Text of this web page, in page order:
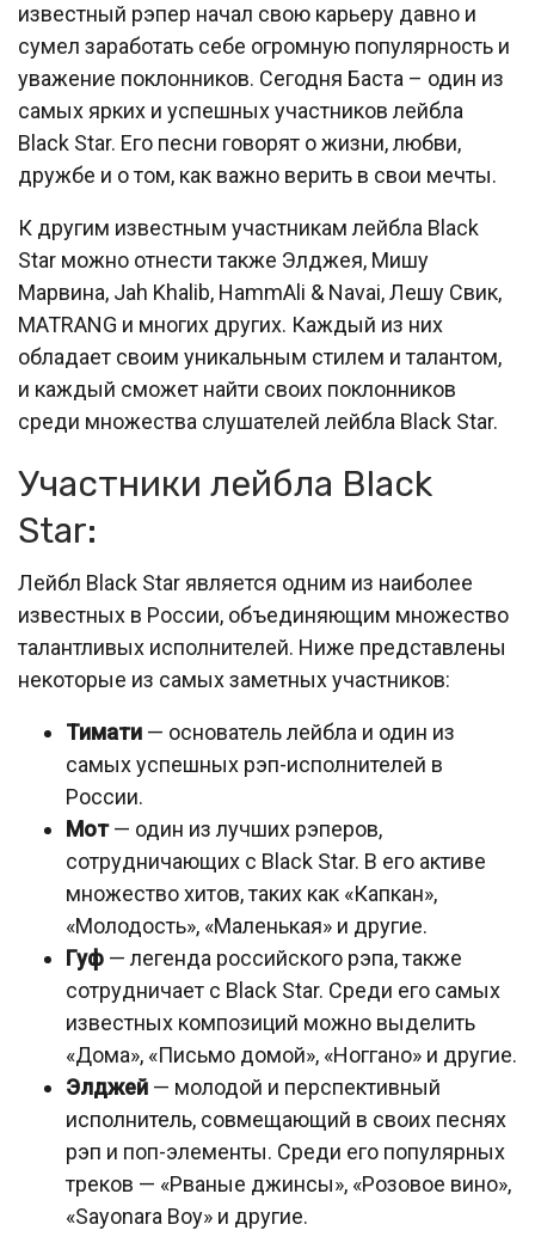
известный рэпер начал свою карьеру давно и
сумел заработать себе огромную популярность и
уважение поклонников. Сегодня Баста – один из
самых ярких и успешных участников лейбла
Black Star. Его песни говорят о жизни, любви,
дружбе и о том, как важно верить в свои мечты.
К другим известным участникам лейбла Black
Star можно отнести также Элджея, Мишу
Марвина, Jah Khalib, HammAli & Navai, Лешу Свик,
MATRANG и многих других. Каждый из них
обладает своим уникальным стилем и талантом,
и каждый сможет найти своих поклонников
среди множества слушателей лейбла Black Star.
Участники лейбла Black
Star:
Лейбл Black Star является одним из наиболее
известных в России, объединяющим множество
талантливых исполнителей. Ниже представлены
некоторые из самых заметных участников:
Тимати — основатель лейбла и один из
самых успешных рэп-исполнителей в
России.
Мот— один из лучших рэперов,
сотрудничающих с Black Star. В его активе
множество хитов, таких как «Капкан»,
«Молодость», «Маленькая» и другие.
Гуф — легенда российского рэпа, также
сотрудничает с Black Star. Среди его самых
известных композиций можно выделить
«Дома», «Письмо домой», «Ноггано» и другие.
Элджей — молодой и перспективный
исполнитель, совмещающий в своих песнях
рэп и поп-элементы. Среди его популярных
треков — «Рваные джинсы», «Розовое вино»,
«Sayonara Boy» и другие.